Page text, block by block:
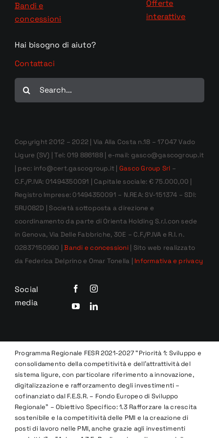
Bandi e
concessioni
Offerte
interattive
Hai bisogno di aiuto?
Contattaci
per:
Copyright 2012 – 2022 | Via Alla Costa n.18 – 17047 Vado
Ligure (SV) | Tel: 019 886188 | e-mail: gasco@gascogroup.it
| pec: info@cert.gascogroup.it |
Gasco Group Srl –
C.F./P.IVA: 01494350091 | Capitale sociale: € 75.000,00 |
Registro Imprese: 01494350091 – N.REA: SV-151374 – SDI:
5RUO82D | Società sottoposta a direzione e
coordinamento da parte di Orienta Holding S.r.l.con sede
in Genova, Via Delle Fabbriche, 30E – C.F./P.IVA e R.I. n.
02837150990 |Bandi e concessioni| Sito web realizzato
da Federica Delprino e Omar Tonella | Informativa e privacy
Social
media
Programma Regionale FESR 2021-2027 “Priorità 1: Sviluppo e
consolidamento della competitività e dell’attrattività del
sistema ligure, con particolare riferimento a innovazione,
digitalizzazione e rafforzamento degli investimenti –
cofinanziato dal F.E.S.R. – Fondo Europeo di Sviluppo
Regionale” – Obiettivo Specifico: 1.3 Rafforzare la crescita
sostenibile e la competitività delle PMI e la creazione di
posti di lavoro nelle PMI, anche grazie agli investimenti